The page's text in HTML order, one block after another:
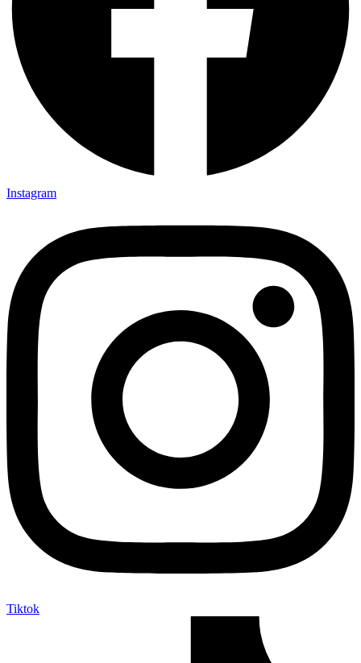
Instagram
Tiktok